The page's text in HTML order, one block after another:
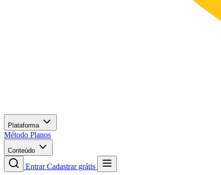
Plataforma
Método Planos
Conteúdo
EntrarCadastrar grátis